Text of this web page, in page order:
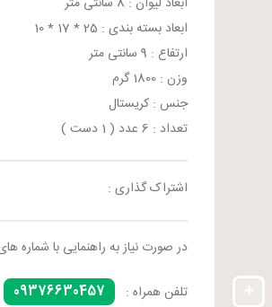
ابعاد بسته بندی : 25 * 17 * 10
ارتفاع : 9 سانتی متر
وزن : 1800 گرم
جنس : کریستال
تعداد : 6 عدد ( 1 دست )
اشتراک گذاری :
در صورت نیاز به راهنمایی با شماره
تلفن همراه :
09376630457